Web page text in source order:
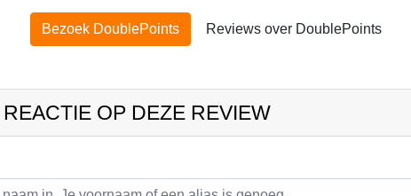
Bezoek DoublePoints Reviews over DoublePoints
OP DEZE REVIEW